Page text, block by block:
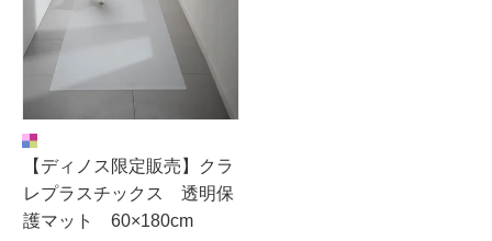
【ディノス限定販売】クラ
レプラスチックス 透明保
護マット 60×180cm